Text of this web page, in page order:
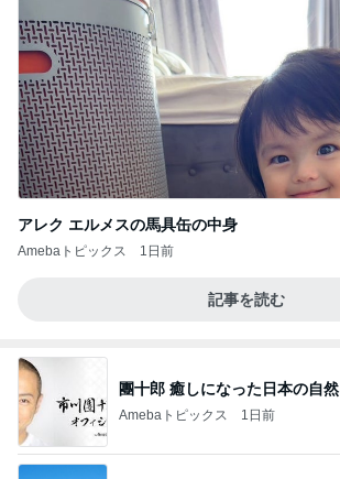
アレク エルメスの馬具缶の中身
Amebaトピックス 1日前
記事を読む
團十郎 癒しになった日本の自然
Amebaトピックス 1日前